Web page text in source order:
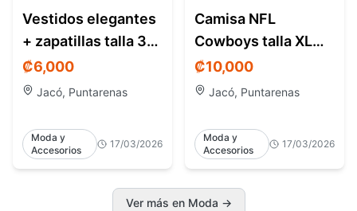
Vestidos elegantes
+ zapatillas talla 37
– como nuevos –
Jacó CR
₡6,000
Jacó, Puntarenas
Moda y
Accesorios
17/03/2026
Camisa NFL
Cowboys talla XL
(oversize L) – Jacó
Costa Rica
₡10,000
Jacó, Puntarenas
Moda y
Accesorios
17/03/2026
Ver más en Moda →